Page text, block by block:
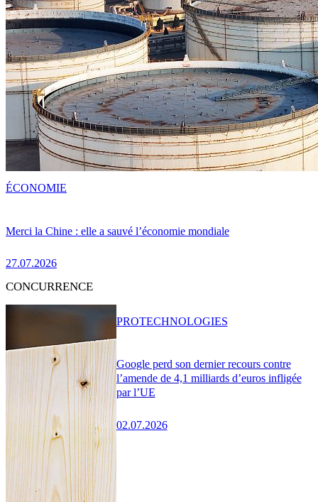
Merci la Chine : elle a sauvé l’économie mondiale
27.07.2026
ÉCONOMIE
CONCURRENCE
Google perd son dernier recours contre
l’amende de 4,1 milliards d’euros infligée
par l’UE
02.07.2026
PROTECHNOLOGIES